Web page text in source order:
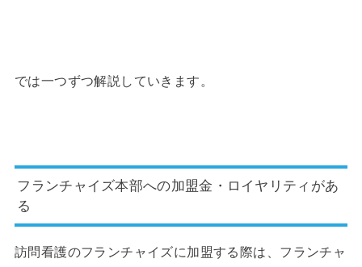
では一つずつ解説していきます。
フランチャイズ本部への加盟金・ロイヤリティがあ
る
訪問看護のフランチャイズに加盟する際は、フランチャ